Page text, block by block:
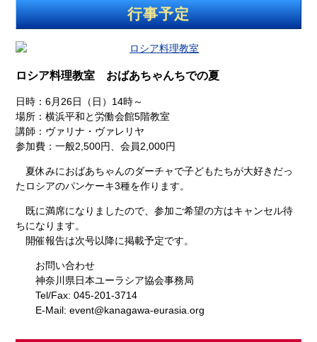
行事予定
ロシア料理教室 おばあちゃんちでの夏
日時：6月26日（日）14時～
場所：横浜平和と労働会館5階教室
講師：ヴァリナ・ヴァレリヤ
参加費：一般2,500円、会員2,000円
夏休みにおばあちゃんのダーチャで子どもたちが大好きだっ
たロシアのパンケーキ3種を作ります。
既に満席になりましたので、参加ご希望の方はキャンセル待
ちになります。
開催報告は次号以降に掲載予定です。
お問い合わせ
神奈川県日本ユーラシア協会事務局
Tel/Fax: 045-201-3714
E-Mail: event@kanagawa-eurasia.org